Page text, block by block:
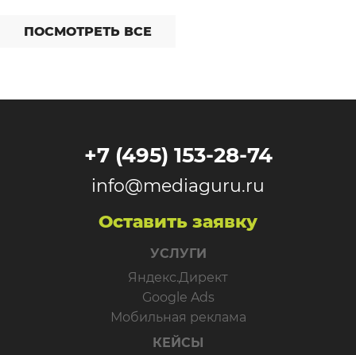
ПОСМОТРЕТЬ ВСЕ
+7 (495) 153-28-74
info@mediaguru.ru
Оставить заявку
УСЛУГИ
Яндекс.Директ
Google Ads
Мобильная реклама
КЕЙСЫ